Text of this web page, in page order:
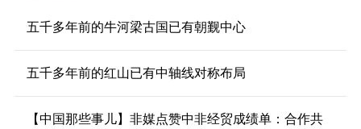
五千多年前的牛河梁古国已有朝觐中心
五千多年前的红山已有中轴线对称布局
【中国那些事儿】非媒点赞中非经贸成绩单：合作共